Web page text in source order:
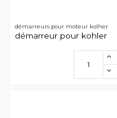
démarreurs pour moteur kolher
démarreur pour kohler